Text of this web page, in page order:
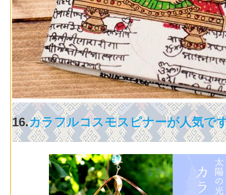
16.カラフルコスモスピナーが人気で